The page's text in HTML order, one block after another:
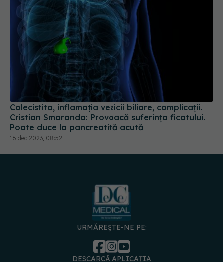
Colecistita, inflamația vezicii biliare, complicații.
Cristian Smaranda: Provoacă suferința ficatului.
Poate duce la pancreatită acută
16 dec 2023, 08:52
URMĂREȘTE-NE PE:
DESCARCĂ APLICAȚIA